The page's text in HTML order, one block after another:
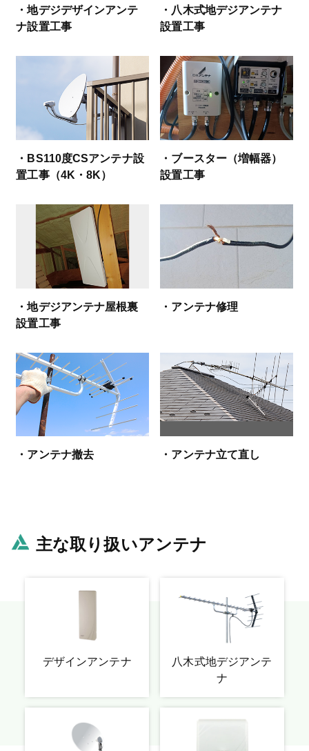
・地デジデザインアンテ
ナ設置工事
・八木式地デジアンテナ
設置工事
・BS110度CSアンテナ設
置工事（4K・8K）
・ブースター（増幅器）
設置工事
・地デジアンテナ屋根裏
設置工事
・アンテナ修理
・アンテナ撤去 ・アンテナ立て直し
主な取り扱いアンテナ
デザインアンテナ
八木式地デジアンテ
ナ